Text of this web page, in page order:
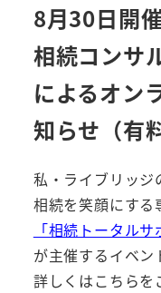
8月30日開催
相続コンサ
によるオン
知らせ（有
私・ライブリッジ
相続を笑顔にする
「相続トータルサ
が主催するイベン
詳しくはこちらを